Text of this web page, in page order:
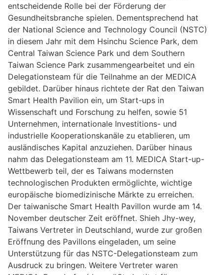
entscheidende Rolle bei der Förderung der
Gesundheitsbranche spielen. Dementsprechend hat
der National Science and Technology Council (NSTC)
in diesem Jahr mit dem Hsinchu Science Park, dem
Central Taiwan Science Park und dem Southern
Taiwan Science Park zusammengearbeitet und ein
Delegationsteam für die Teilnahme an der MEDICA
gebildet. Darüber hinaus richtete der Rat den Taiwan
Smart Health Pavilion ein, um Start-ups in
Wissenschaft und Forschung zu helfen, sowie 51
Unternehmen, internationale Investitions- und
industrielle Kooperationskanäle zu etablieren, um
ausländisches Kapital anzuziehen. Darüber hinaus
nahm das Delegationsteam am 11. MEDICA Start-up-
Wettbewerb teil, der es Taiwans modernsten
technologischen Produkten ermöglichte, wichtige
europäische biomedizinische Märkte zu erreichen.
Der taiwanische Smart Health Pavillon wurde am 14.
November deutscher Zeit eröffnet. Shieh Jhy-wey,
Taiwans Vertreter in Deutschland, wurde zur großen
Eröffnung des Pavillons eingeladen, um seine
Unterstützung für das NSTC-Delegationsteam zum
Ausdruck zu bringen. Weitere Vertreter waren